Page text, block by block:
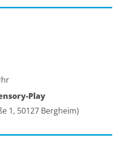
Play
1, 50127 Bergheim)